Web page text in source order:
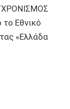
Εθνικό
«Ελλάδα